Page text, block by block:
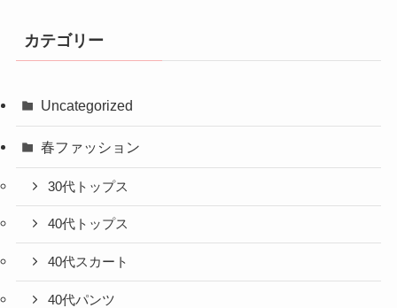
カテゴリー
Uncategorized
春ファッション
30代トップス
40代トップス
40代スカート
40代パンツ